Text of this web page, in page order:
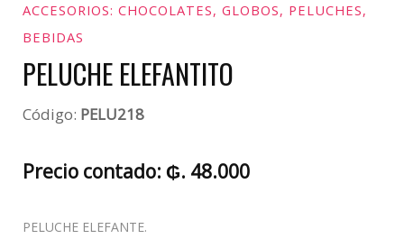
ACCESORIOS: CHOCOLATES, GLOBOS, PELUCHES,
BEBIDAS
PELUCHE ELEFANTITO
Código: PELU218
Precio contado: ₲. 48.000
PELUCHE ELEFANTE.